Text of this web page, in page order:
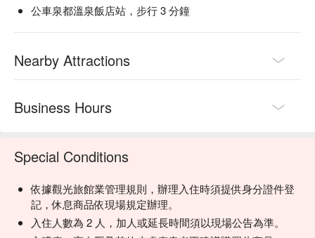
公車泉都溫泉飯店站，步行 3 分鐘
Nearby Attractions
Business Hours
Special Conditions
依據觀光旅館業管理規則，辦理入住時須提供身分證件登
記，休息商品依現場規定辦理。
入住人數為 2 人，加人或延長時間須以現場公告為準。